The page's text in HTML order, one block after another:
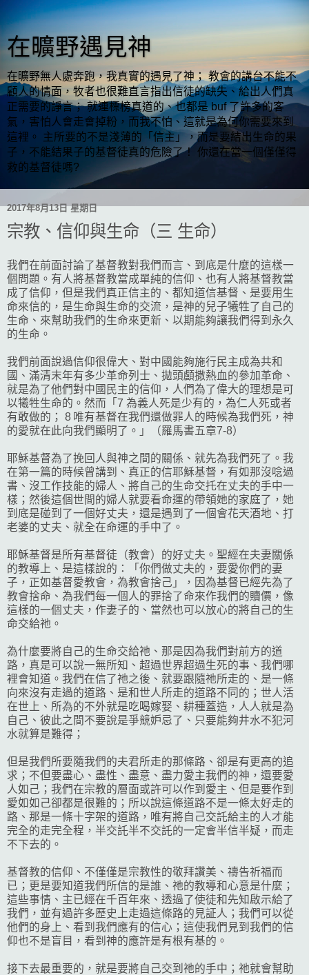
在曠野遇見神
在曠野無人處奔跑，我真實的遇見了神； 教會的講台不能不
顧人的情面，牧者也很難直言指出信徒的缺失、給出人們真
正需要的諍言； 就連標榜真道的、也都是 buf 了許多的客
氣，害怕人會走會掉粉，而我不怕、這就是為何你需要來到
這裡。 主所要的不是淺薄的「信主」，而是要結出生命的果
子，不能結果子的基督徒真的危險了！ 你還在當一個僅僅得
救的基督徒嗎?
2017年8月13日 星期日
宗教、信仰與生命（三 生命）
我們在前面討論了基督教對我們而言、到底是什麼的這樣一
個問題。有人將基督教當成單純的信仰、也有人將基督教當
成了信仰，但是我們真正信主的、都知道信基督、是要用生
命來信的，是生命與生命的交流，是神的兒子犧牲了自己的
生命、來幫助我們的生命來更新、以期能夠讓我們得到永久
的生命。
我們前面說過信仰很偉大、對中國能夠施行民主成為共和
國、滿清末年有多少革命列士、拋頭顱撒熱血的參加革命、
就是為了他們對中國民主的信仰，人們為了偉大的理想是可
以犧牲生命的。然而「7 為義人死是少有的，為仁人死或者
有敢做的； 8 唯有基督在我們還做罪人的時候為我們死，神
的愛就在此向我們顯明了。」（羅馬書五章7-8）
耶穌基督為了挽回人與神之間的關係、就先為我們死了。我
在第一篇的時候曾講到、真正的信耶穌基督，有如那沒唸過
書、沒工作技能的婦人、將自己的生命交托在丈夫的手中一
樣；然後這個世間的婦人就要看命運的帶領她的家庭了，她
到底是碰到了一個好丈夫，還是遇到了一個會花天酒地、打
老婆的丈夫、就全在命運的手中了。
耶穌基督是所有基督徒（教會）的好丈夫。聖經在夫妻關係
的教導上、是這樣說的：「你們做丈夫的，要愛你們的妻
子，正如基督愛教會，為教會捨己」，因為基督已經先為了
教會捨命、為我們每一個人的罪捨了命來作我們的贖價，像
這樣的一個丈夫，作妻子的、當然也可以放心的將自己的生
命交給祂。
為什麼要將自己的生命交給祂、那是因為我們對前方的道
路，真是可以說一無所知、超過世界超過生死的事、我們哪
裡會知道。我們在信了祂之後、就要跟隨祂所走的、是一條
向來沒有走過的道路、是和世人所走的道路不同的；世人活
在世上、所為的不外就是吃喝嫁娶、耕種蓋造，人人就是為
自己、彼此之間不要說是爭競妒忌了、只要能夠井水不犯河
水就算是難得；
但是我們所要隨我們的夫君所走的那條路、卻是有更高的追
求；不但要盡心、盡性、盡意、盡力愛主我們的神，還要愛
人如己；我們在宗教的層面或許可以作到愛主、但是要作到
愛如如己卻都是很難的；所以說這條道路不是一條太好走的
路、那是一條十字架的道路，唯有將自己交託給主的人才能
完全的走完全程，半交託半不交託的一定會半信半疑，而走
不下去的。
基督教的信仰、不僅僅是宗教性的敬拜讚美、禱告祈福而
已；更是要知道我們所信的是誰、祂的教導和心意是什麼；
這些事情、主已經在千百年來、透過了使徒和先知啟示給了
我們，並有過許多歷史上走過這條路的見証人；我們可以從
他們的身上、看到我們應有的信心；這使我們見到我們的信
仰也不是盲目，看到神的應許是有根有基的。
接下去最重要的，就是要將自己交到祂的手中；祂就會幫助